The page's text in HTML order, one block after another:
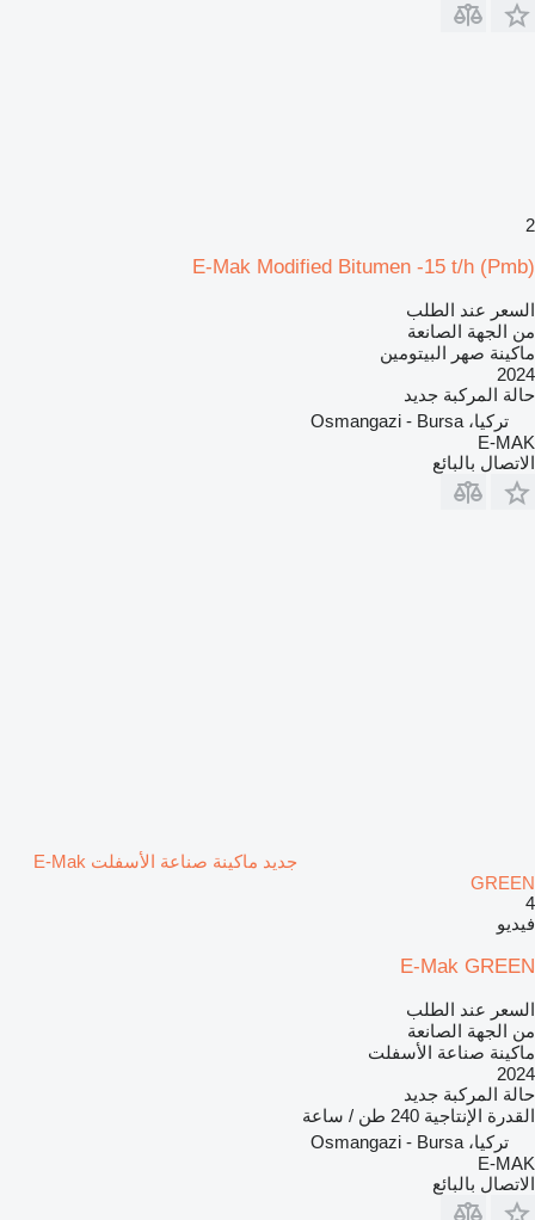
2
E-Mak Modified Bitumen -15 t/h (Pmb)
السعر عند الطلب
من الجهة الصانعة
ماكينة صهر البيتومين
2024
حالة المركبة جديد
تركيا، Osmangazi - Bursa
E-MAK
الاتصال بالبائع
جديد ماكينة صناعة الأسفلت E-Mak
GREEN
4
فيديو
E-Mak GREEN
السعر عند الطلب
من الجهة الصانعة
ماكينة صناعة الأسفلت
2024
حالة المركبة جديد
القدرة الإنتاجية 240 طن / ساعة
تركيا، Osmangazi - Bursa
E-MAK
الاتصال بالبائع